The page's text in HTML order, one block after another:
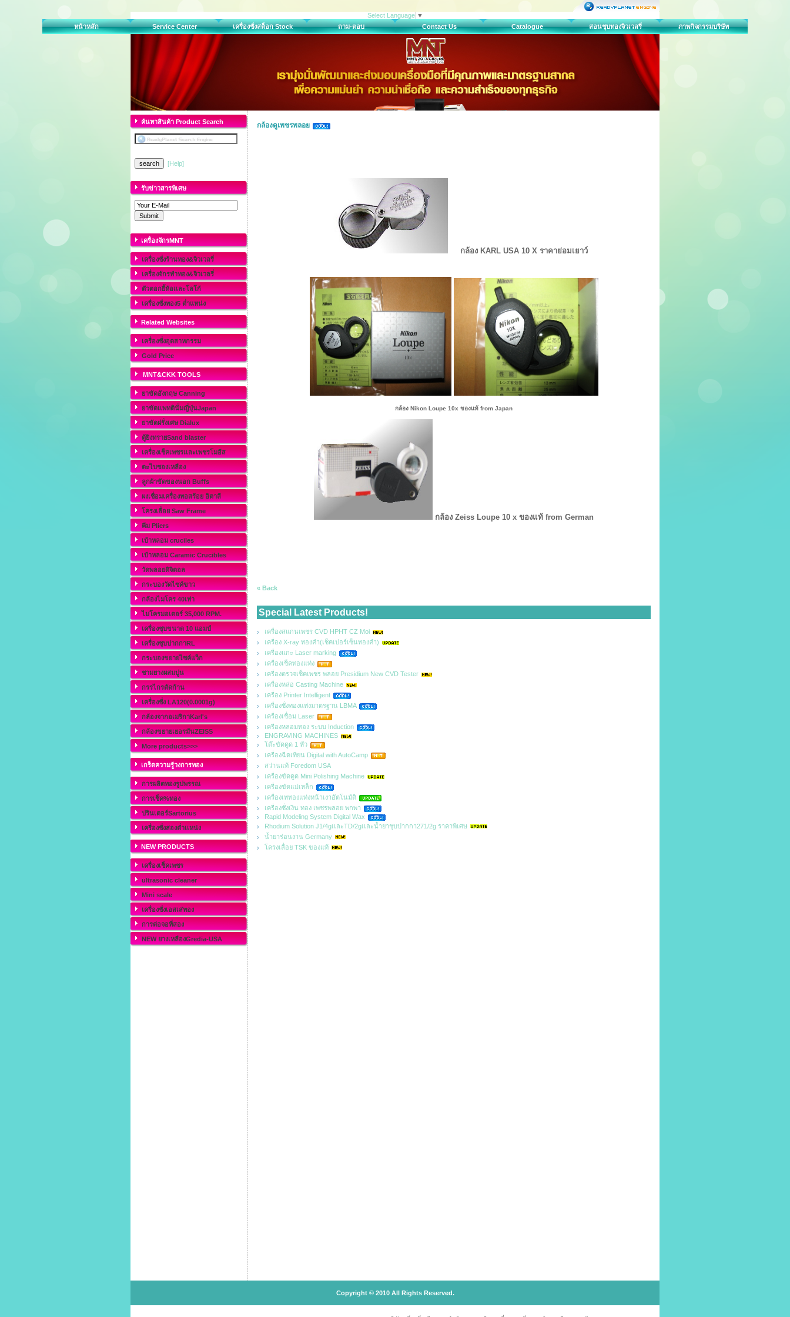
Select Language ▼
หน้าหลัก
Service Center เครื่องชั่งสต็อก Stock ถาม-ตอบ Contact Us Catalogue สอนชุบทองจิวเวลรี่ ภาพกิจกรรมบริษัท
ค้นหาสินค้า Product Search
[Help]
รับข่าวสารพิเศษ
เครื่องจักรMNT
เครื่องชั่งร้านทอง&จิวเวลรี่
เครื่องจักรทำทอง&จิวเวลรี่
ตัวตอกยี้ห้อเเละโลโก้
เครื่องชั่งทอง5 ต่ำแหน่ง
Related Websites
เครื่องชั่งอุตสาหกรรม
Gold Price
MNT&CKK TOOLS
ยาขัดอังกฤษ Canning
ยาขัดเเพทตินั่มญี่ปุ่นJapan
ยาขัดฝรั่งเศษ Dialux
ตู้ยิงทรายSand blaster
เครื่องเช็คเพชรเเละเพชรโมอีส
ตะไบซองเหลือง
ลูกผ้าขัดของนอก Buffs
ผงเชื่อมเครื่องทอสร้อย อิตาลี
โครงเลื่อย Saw Frame
คีม Pliers
เบ้าหลอม cruciles
เบ้าหลอม Caramic Crucibles
วัดพลอยดิจิตอล
กระบองวัดไซค์ขาว
กล้องไมโคร 40เท่า
ไมโครมอเตอร์ 35,000 RPM.
เครื่องชุบขนาด 10 แอมป์
เครื่องชุบปากกาRL
กระบองขยายไซค์แว็ก
ชามยางผสมปูน
กรรไกรตัดก้าน
เครื่องชั่ง LA120(0.0001g)
กล้องจากอเมริกาKarl's
กล้องขยายเยอรมันZEISS
More products>>>
เกร็ดความรู้วงการทอง
การผลิตทองรูปพรรณ
การเช็ค%ทอง
ปรินเตอร์Sartorius
เครื่องชั่งสองต่ำเเหน่ง
NEW PRODUCTS
เครื่องเช็คเพชร
ultrasonic cleaner
Mini scale
เครื่องชั่งเอสเส่ทอง
การต่อจอที่สอง
NEW ยางเหลืองGredia-USA
กล้องดูเพชรพลอย
กล้อง KARL USA 10 X ราคาย่อมเยาว์
กล้อง Nikon Loupe 10x ของแท้ from Japan
กล้อง Zeiss Loupe 10 x ของแท้ from German
« Back
Special Latest Products!
เครื่องสแกนเพชร CVD HPHT CZ Moi
เครื่อง X-ray ทองคำ(เช็คเปอร์เซ็นทองคำ)
เครื่องแกะ Laser marking
เครื่องเช็คทองแท่ง
เครื่องตรวจเช็คเพชร พลอย Presidium New CVD Tester
เครื่องหล่อ Casting Machine
เครื่อง Printer Intelligent
เครื่องชั่งทองแท่งมาตรฐาน LBMA
เครื่องเชื่อม Laser
เครืองหลอมทอง ระบบ Induction
ENGRAVING MACHINES
โต๊ะขัดดูด 1 หัว
เครื่องฉีดเทียน Digital with AutoCamp
สว่านแท้ Foredom USA
เครื่องขัดดูด Mini Polishing Machine
เครื่องขัดแม่เหล็ก
เครื่องเททองแท่งหน้าเงาอัตโนมัติ
เครื่องชั่งเงิน ทอง เพชรพลอย พกพา
Rapid Modeling System Digital Wax
Rhodium Solution J1/4gเเละTD/2gเเละน้ำยาชุบปากกา271/2g ราคาพิเศษ
น้ำยาร่อนงาน Germany
โครงเลื่อย TSK ของแท้
Copyright © 2010 All Rights Reserved.